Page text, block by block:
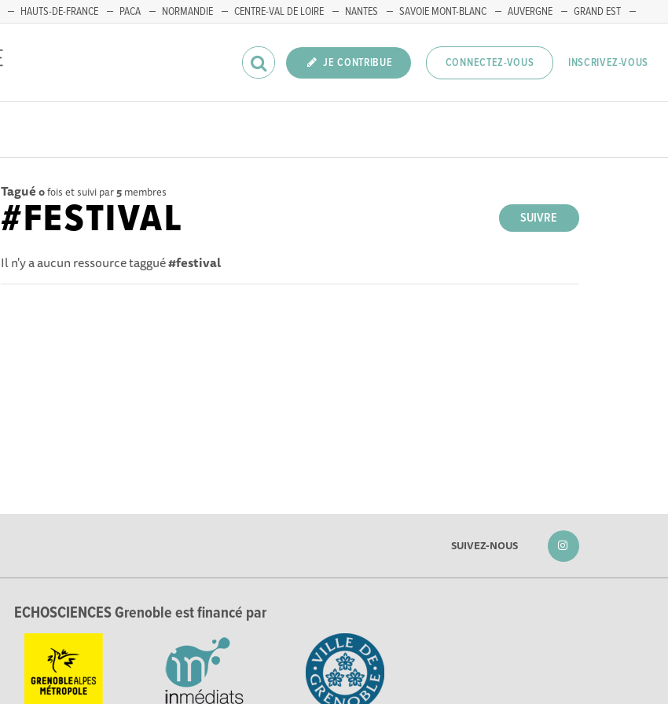
HAUTS-DE-FRANCE PACA NORMANDIE CENTRE-VAL DE LOIRE NANTES SAVOIE MONT-BLANC AUVERGNE
GRAND EST
JE CONTRIBUE CONNECTEZ-VOUS INSCRIVEZ-VOUS
Tagué 0fois et suivi par5 membres
SUIVRE
#FESTIVAL
Il n'y a aucun ressource taggué#festival
SUIVEZ-NOUS
ECHOSCIENCES Grenoble est financé par